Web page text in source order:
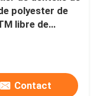
polyester de
libre de
teint
Contact